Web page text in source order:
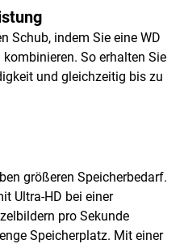
Schub, indem Sie eine WD
So erhalten Sie
und gleichzeitig bis zu
größeren Speicherbedarf.
Ultra-HD bei einer
pro Sekunde
Speicherplatz. Mit einer